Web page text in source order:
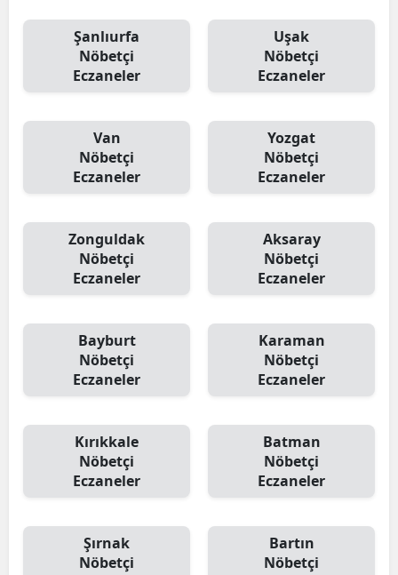
Şanlıurfa
Nöbetçi
Eczaneler
Uşak
Nöbetçi
Eczaneler
Van
Nöbetçi
Eczaneler
Yozgat
Nöbetçi
Eczaneler
Zonguldak
Nöbetçi
Eczaneler
Aksaray
Nöbetçi
Eczaneler
Bayburt
Nöbetçi
Eczaneler
Karaman
Nöbetçi
Eczaneler
Kırıkkale
Nöbetçi
Eczaneler
Batman
Nöbetçi
Eczaneler
Şırnak
Nöbetçi
Bartın
Nöbetçi